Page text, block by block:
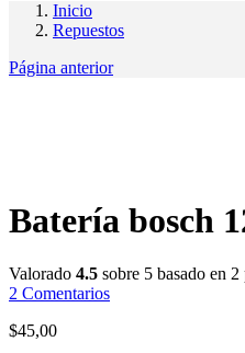
Inicio
Repuestos
Página anterior
Batería bosch
Valorado 4.5 sobre 5 basado en 2
2 Comentarios
$45,00